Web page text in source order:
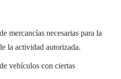
mercancías necesarias para la
la actividad autorizada.
vehículos con ciertas